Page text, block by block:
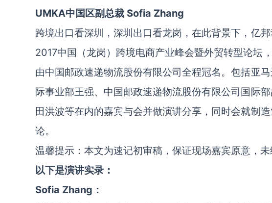
UMKA中国区副总裁 Sofia Zhang
跨境出口看深圳，深圳出口看龙岗，在此背景下，亿
2017中国（龙岗）跨境电商产业峰会暨外贸转型论坛
由中国邮政速递物流股份有限公司全程冠名。包括亚
际事业部王强、中国邮政速递物流股份有限公司国际
田洪波等在内的嘉宾与会并做演讲分享，同时会就制
论。
温馨提示：本文为速记初审稿，保证现场嘉宾原意，未
以下是演讲实录：
Sofia Zhang：